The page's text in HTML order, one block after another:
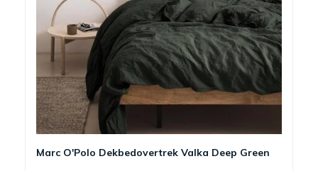
Marc O'Polo Dekbedovertrek Valka Deep Green